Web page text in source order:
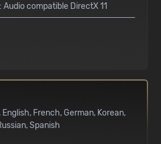
Audio compatible DirectX 11
English French German Korean
Spanish